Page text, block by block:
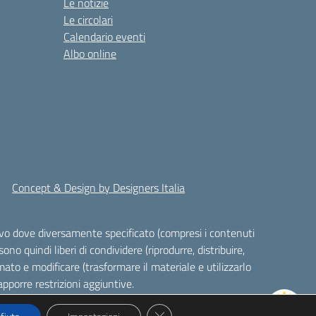
Le circolari
Calendario eventi
Albo online
Concept & Design by Designers Italia
dove diversamente specificato (compresi i contenuti
quindi liberi di condividere (riprodurre, distribuire,
e modificare (trasformare il materiale e utilizzarlo
restrizioni aggiuntive.
Close GDPR Cookie Banner